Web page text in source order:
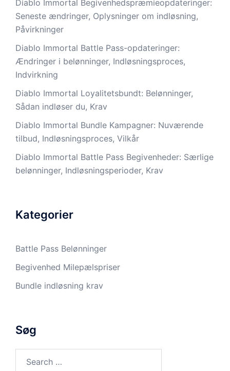
Diablo Immortal Begivenhedspræmieopdateringer:
Seneste ændringer, Oplysninger om indløsning,
Påvirkninger
Diablo Immortal Battle Pass-opdateringer:
Ændringer i belønninger, Indløsningsproces,
Indvirkning
Diablo Immortal Loyalitetsbundt: Belønninger,
Sådan indløser du, Krav
Diablo Immortal Bundle Kampagner: Nuværende
tilbud, Indløsningsproces, Vilkår
Diablo Immortal Battle Pass Begivenheder: Særlige
belønninger, Indløsningsperioder, Krav
Kategorier
Battle Pass Belønninger
Begivenhed Milepælspriser
Bundle indløsning krav
Søg
for: